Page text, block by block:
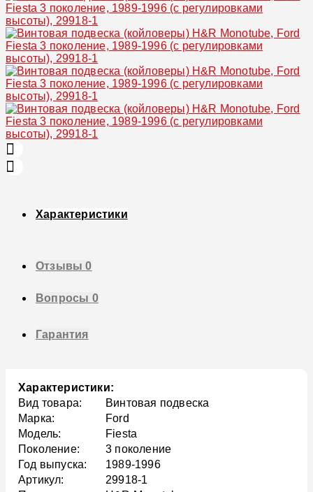
Характеристики
Отзывы0
Вопросы 0
Гарантия
Характеристики:
Вид товара:
Винтовая подвеска
Марка:
Ford
Модель:
Fiesta
Поколение:
3 поколение
Год выпуска:
1989-1996
Артикул:
29918-1